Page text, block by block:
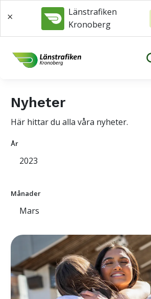
×
Länstrafiken
Kronoberg
Nyheter
Här hittar du alla våra nyheter.
År
2023
Månader
Mars